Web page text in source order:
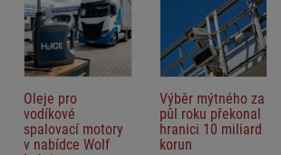
Oleje pro
vodíkové
spalovací motory
v nabídce Wolf
Výběr mýtného za
půl roku překonal
hranici 10 miliard
korun